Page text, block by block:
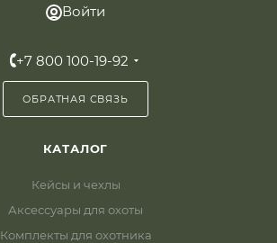
Войти
+7 800 100-19-92
ОБРАТНАЯ СВЯЗЬ
КАТАЛОГ
Кейсы и чехлы
Аксессуары для охоты
Комплекты для охотника